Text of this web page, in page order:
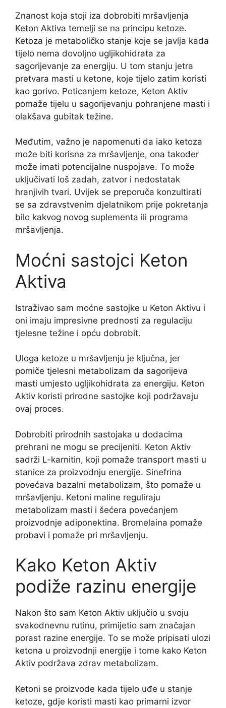
Znanost koja stoji iza dobrobiti mršavljenja
Keton Aktiva temelji se na principu ketoze.
Ketoza je metaboličko stanje koje se javlja kada
tijelo nema dovoljno ugljikohidrata za
sagorijevanje za energiju. U tom stanju jetra
pretvara masti u ketone, koje tijelo zatim koristi
kao gorivo. Poticanjem ketoze, Keton Aktiv
pomaže tijelu u sagorijevanju pohranjene masti i
olakšava gubitak težine.
Međutim, važno je napomenuti da iako ketoza
može biti korisna za mršavljenje, ona također
može imati potencijalne nuspojave. To može
uključivati ​​loš zadah, zatvor i nedostatak
hranjivih tvari. Uvijek se preporuča konzultirati
se sa zdravstvenim djelatnikom prije pokretanja
bilo kakvog novog suplementa ili programa
mršavljenja.
Moćni sastojci Keton
Aktiva
Istraživao sam moćne sastojke u Keton Aktivu i
oni imaju impresivne prednosti za regulaciju
tjelesne težine i opću dobrobit.
Uloga ketoze u mršavljenju je ključna, jer
pomiče tjelesni metabolizam da sagorijeva
masti umjesto ugljikohidrata za energiju. Keton
Aktiv koristi prirodne sastojke koji podržavaju
ovaj proces.
Dobrobiti prirodnih sastojaka u dodacima
prehrani ne mogu se precijeniti. Keton Aktiv
sadrži L-karnitin, koji pomaže transport masti u
stanice za proizvodnju energije. Sinefrina
povećava bazalni metabolizam, što pomaže u
mršavljenju. Ketoni maline reguliraju
metabolizam masti i šećera povećanjem
proizvodnje adiponektina. Bromelaina pomaže
probavi i pomaže pri mršavljenju.
Kako Keton Aktiv
podiže razinu energije
Nakon što sam Keton Aktiv uključio u svoju
svakodnevnu rutinu, primijetio sam značajan
porast razine energije. To se može pripisati ulozi
ketona u proizvodnji energije i tome kako Keton
Aktiv podržava zdrav metabolizam.
Ketoni se proizvode kada tijelo uđe u stanje
ketoze, gdje koristi masti kao primarni izvor